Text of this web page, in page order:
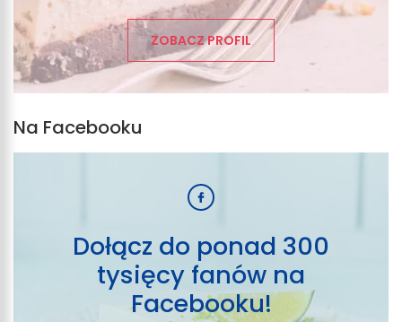
ZOBACZ PROFIL
Na Facebooku
Dołącz do ponad 300
tysięcy fanów na
Facebooku!